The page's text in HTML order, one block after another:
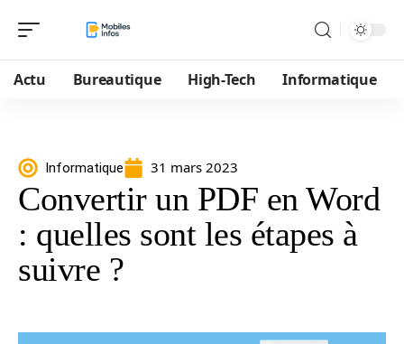
Actu Bureautique High-Tech Informatique
Informatique 31 mars 2023
Convertir un PDF en Word
: quelles sont les étapes à
suivre ?